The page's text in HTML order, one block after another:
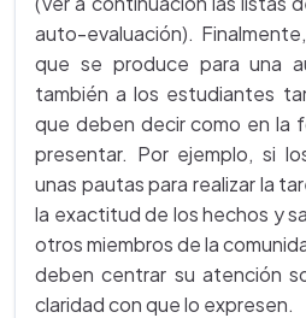
auto-evaluación).
que se produce para una
también a los estudiantes
que deben decir como en la
presentar. Por ejemplo, si
unas pautas para realizar la
la exactitud de los hechos y
otros miembros de la
deben centrar su atención
claridad con que lo expresen.